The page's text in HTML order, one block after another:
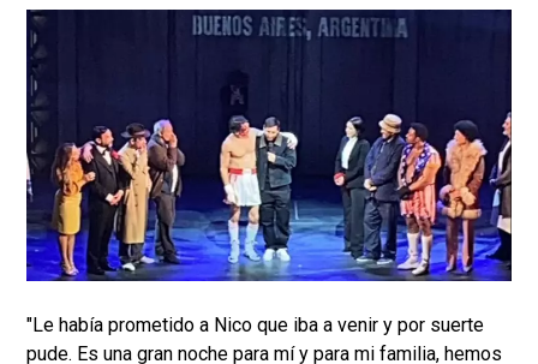
"Le había prometido a Nico que iba a venir y por suerte
pude. Es una gran noche para mí y para mi familia, hemos